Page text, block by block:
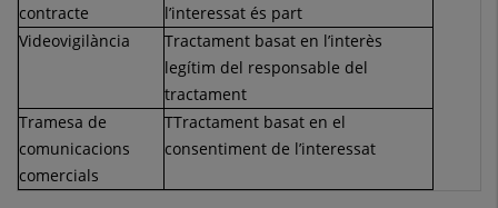
contracte
l’interessat és part
Videovigilància
Tractament basat en l’interès
legítim del responsable del
tractament
Tramesa de
comunicacions
comercials
TTractament basat en el
consentiment de l’interessat